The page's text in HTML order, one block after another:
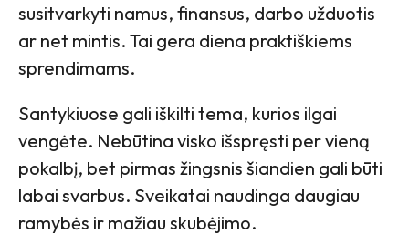
susitvarkyti namus, finansus, darbo užduotis
ar net mintis. Tai gera diena praktiškiems
sprendimams.
Santykiuose gali iškilti tema, kurios ilgai
vengėte. Nebūtina visko išspręsti per vieną
pokalbį, bet pirmas žingsnis šiandien gali būti
labai svarbus. Sveikatai naudinga daugiau
ramybės ir mažiau skubėjimo.